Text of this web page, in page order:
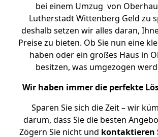
bei einem Umzug von
Lutherstadt Wittenberg Geld zu
deshalb setzen wir alles daran,
Preise zu bieten. Ob Sie nun eine
haben oder ein großes Haus in
besitzen, was umgezogen
Wir haben immer die perfekte
Sparen Sie sich die Zeit – wir
darum, dass Sie die besten
Zögern Sie nicht und kontaktieren